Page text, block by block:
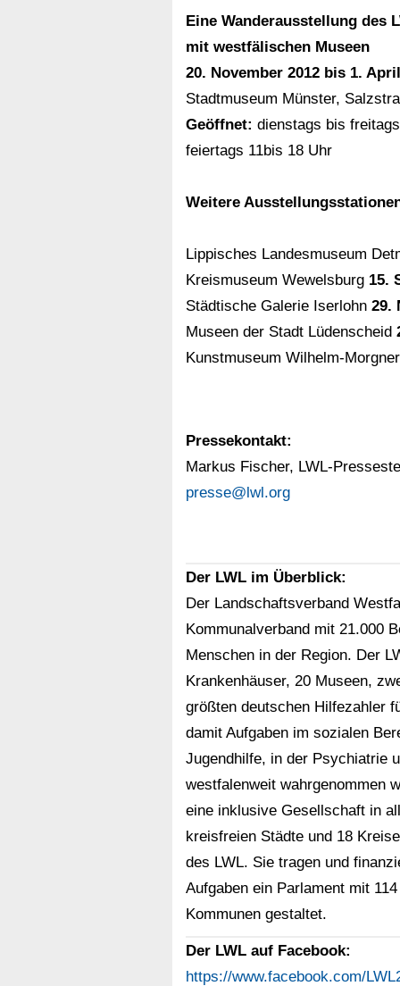
Eine Wanderausstellung des
mit westfälischen Museen
20. November 2012 bis 1.
Stadtmuseum Münster,
Geöffnet: dienstags bis
feiertags 11bis 18 Uhr
Weitere
Lippisches Landesmuseum
Kreismuseum Wewelsburg 15.
Städtische Galerie Iserlohn 29.
Museen der Stadt Lüdenscheid
Kunstmuseum Wilhelm-
Pressekontakt:
Markus Fischer, LWL-
presse@lwl.org
Der LWL im Überblick:
Der Landschaftsverband
Kommunalverband mit 21.000
Menschen in der Region. Der
Krankenhäuser, 20 Museen,
größten deutschen Hilfezahler
damit Aufgaben im sozialen
Jugendhilfe, in der Psychiatrie
westfalenweit wahrgenommen
eine inklusive Gesellschaft in
kreisfreien Städte und 18
des LWL. Sie tragen und
Aufgaben ein Parlament mit
Kommunen gestaltet.
Der LWL auf Facebook:
https://www.facebook.com/